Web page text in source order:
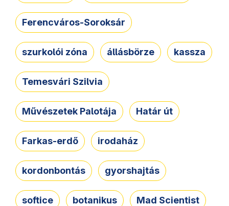
Ferencváros-Soroksár
szurkolói zóna állásbörze kassza
Temesvári Szilvia
Művészetek Palotája Határ út
Farkas-erdő irodaház
kordonbontás gyorshajtás
softice botanikus Mad Scientist